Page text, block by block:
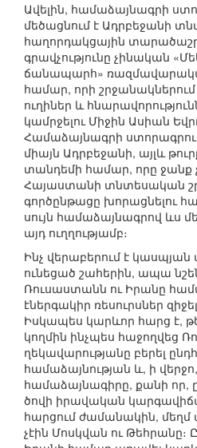
Ավելին, համաձայնագրի
մեծացնում է Ադրբեջանի
հաղորդակցային
գրավչությունը չինական
ճանապարհ»
համար, որի
ուղիներ և
կամրջելու Միջին Ասիան
Համաձայնագրի
միայն Ադրբեջանի, այլև
տանդեմի համար, որը ջանք
Հայաստանի տնտեսական
գործընթացը խորացնելու
սույն համաձայնագրով ևս
այդ ուղղությամբ։
Ինչ վերաբերում է կասպյան
ունեցած շահերին, ապա
Ռուսաստանն ու Իրանը
էներգակիր ռեսուրսներ
Իսկապես կարևոր հարց է,
կողմին ինչպես հաջողվեց
ղեկավարությանը բերել
համաձայնության և, ի
համաձայնագիրը, քանի որ,
ծովի իրավական
հարցում ժամանակին,
չէին Մոսկվան ու